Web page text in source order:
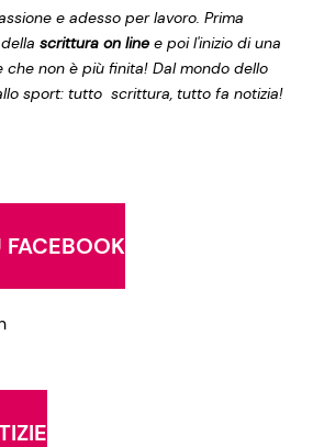
e adesso per lavoro. Prima
scrittura on line e poi l'inizio di una
che non è più finita! Dal mondo dello
sport: tutto scrittura, tutto fa notizia!
FACEBOOK